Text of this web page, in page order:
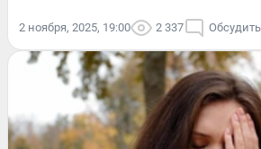
2 ноября, 2025, 19:00 2 337 Обсудить